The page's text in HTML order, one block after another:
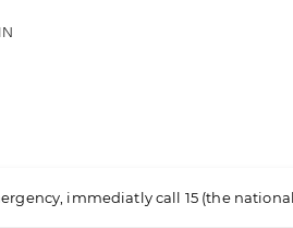
immediatly call 15 (the